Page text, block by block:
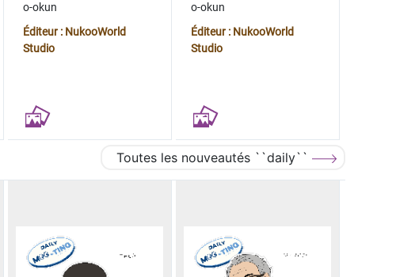
o-okun
Éditeur : NukooWorld
Studio
o-okun
Éditeur : NukooWorld
Studio
Toutes les nouveautés ``daily``